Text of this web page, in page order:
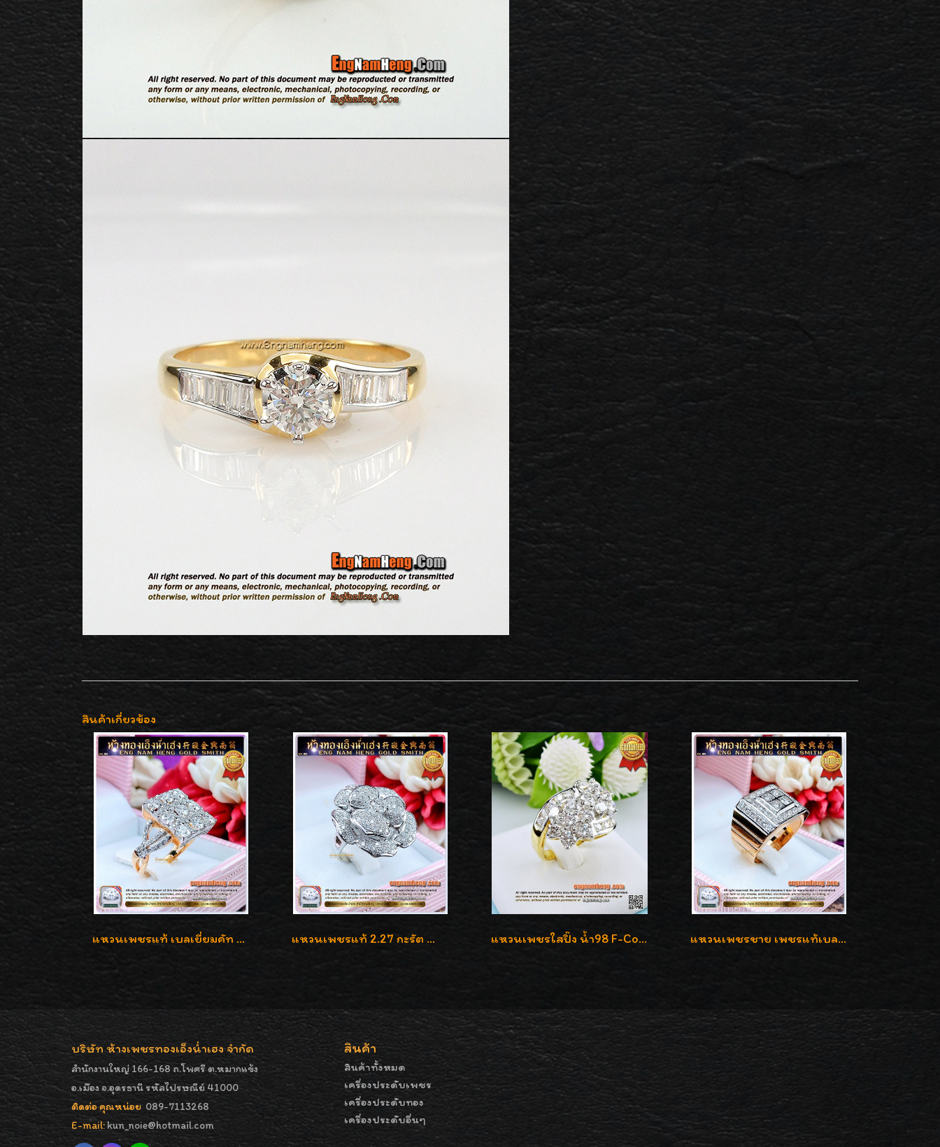
สินค้าเกี่ยวข้อง
แหวนเพชรแท้ เบลเยี่ยมคัท 2.39 กะรัต น้ำ 98 F-Color/VVS ดีไซน์หน้ากว้างหรูเต็มนิ้ว แหวนเพชรแท้ 2.27 กะรัต น้ำ 100% เบลเยี่ยมคัท ลวดลายดอกกุหลาบหรู แหวนเพชรใสปิ๊ง น้ำ98 F-Color/VVS1 น้ำหนักเพชรรวม 2.56 กะรัต ใส่เต็มนิ้วเพชรเป็นน้ำเป็นเนื้อสวยมากๆค่ะ แหวนเพชรชาย เพชรแท้เบลเยี่ยมคัท น้ำ100% D-Color/VVS 2.46 กะรัต
บริษัท ห้างเพชรทองเอ็งน่ำเฮง จำกัด
สำนักงานใหญ่ 166-168 ถ.โพศรี ต.หมากแข้ง
อ.เมือง จ.อุดรธานี รหัสไปรษณีย์ 41000
ติดต่อ คุณหน่อย 089-7113268
E-mail:kun_noie@hotmail.com
สินค้า
สินค้าทั้งหมด
เครื่องประดับเพชร
เครื่องประดับทอง
เครื่องประดับอื่นๆ